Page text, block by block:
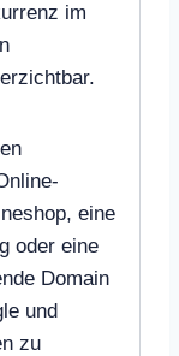
im
eine
oder eine
Domain
und
zu